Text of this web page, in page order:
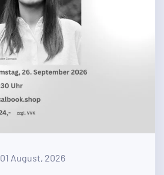
01 August, 2026